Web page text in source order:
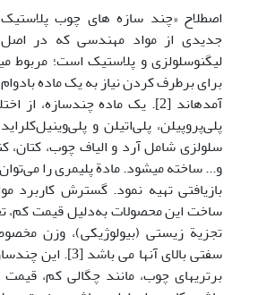
اصطلاح «چند سازه ­های چوب
جدیدی از مواد مهندسی که در
لیگنوسلولزی و پلاستیک است؛ مربوط
برای برطرف کردن نیاز به یک ماده
آمده­اند [2]. یک ماده چندسازه، از
پلی‌پروپیلن، پلی‌اتیلن و
سلولزی شامل آرد و الیاف چوب، کتان،
و... ساخته میشود. مادة پلیمری را
بازیافتی تهیه نمود. گسترش کاربرد
ساخت این محصولات به‌دلیل قیمت کم،
تجزیة زیستی (بیولوژیکی)، وزن
سفتی بالای آن­ها می
برتری­های چوب، مانند چگالی کم،